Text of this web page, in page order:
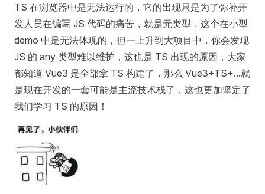
TS 在浏览器中是无法运行的，它的出现只是为了弥补开
发人员在编写 JS 代码的痛苦，就是无类型，这个在小型
demo 中是无法体现的，但一上升到大项目中，你会发现
JS 的 any 类型难以维护，这也是 TS 出现的原因，大家
都知道 Vue3 是全部拿 TS 构建了，那么 Vue3+TS+...就
是现在开发的一套可能是主流技术栈了，这也更加坚定了
我们学习 TS 的原因！